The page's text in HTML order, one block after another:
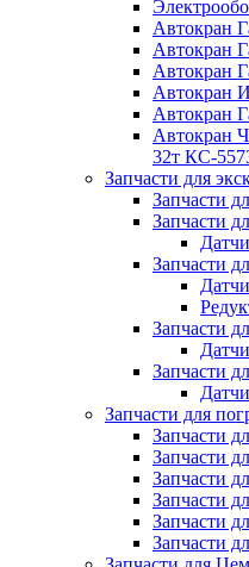
Автокран
Автокран
Автокран
Автокран
Автокран
Автокран
32т КС-
Запчасти для
Запчасти
Запчасти
Запчасти
Запчасти
Запчасти
Запчасти для
Запчасти
Запчасти
Запчасти
Запчасти
Запчасти
Запчасти